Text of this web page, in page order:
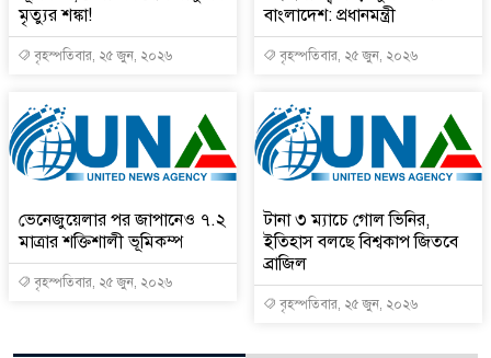
মৃত্যুর শঙ্কা!
বৃহস্পতিবার, ২৫ জুন, ২০২৬
বাংলাদেশ: প্রধানমন্ত্রী
বৃহস্পতিবার, ২৫ জুন, ২০২৬
ভেনেজুয়েলার পর জাপানেও ৭.২
মাত্রার শক্তিশালী ভূমিকম্প
বৃহস্পতিবার, ২৫ জুন, ২০২৬
টানা ৩ ম্যাচে গোল ভিনির,
ইতিহাস বলছে বিশ্বকাপ জিতবে
ব্রাজিল
বৃহস্পতিবার, ২৫ জুন, ২০২৬